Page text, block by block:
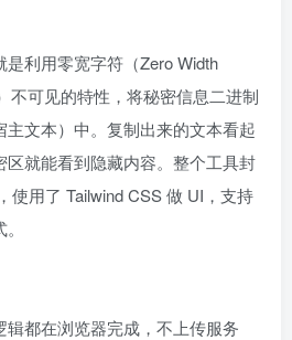
利用零宽字符（Zero Width
不可见的特性，将秘密信息二进制
文本）中。复制出来的文本看起
就能看到隐藏内容。整个工具封
使用了 Tailwind CSS 做 UI，支持
辑都在浏览器完成，不上传服务